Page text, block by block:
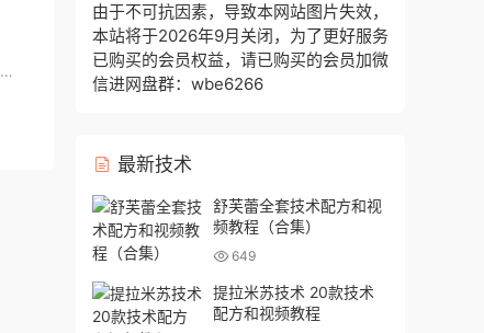
由于不可抗因素，导致本网站图片失效，
本站将于2026年9月关闭，为了更好服务
已购买的会员权益，请已购买的会员加微
信进网盘群：wbe6266
最新技术
舒芙蕾全套技术配方和视
频教程（合集）
649
提拉米苏技术 20款技术
配方和视频教程